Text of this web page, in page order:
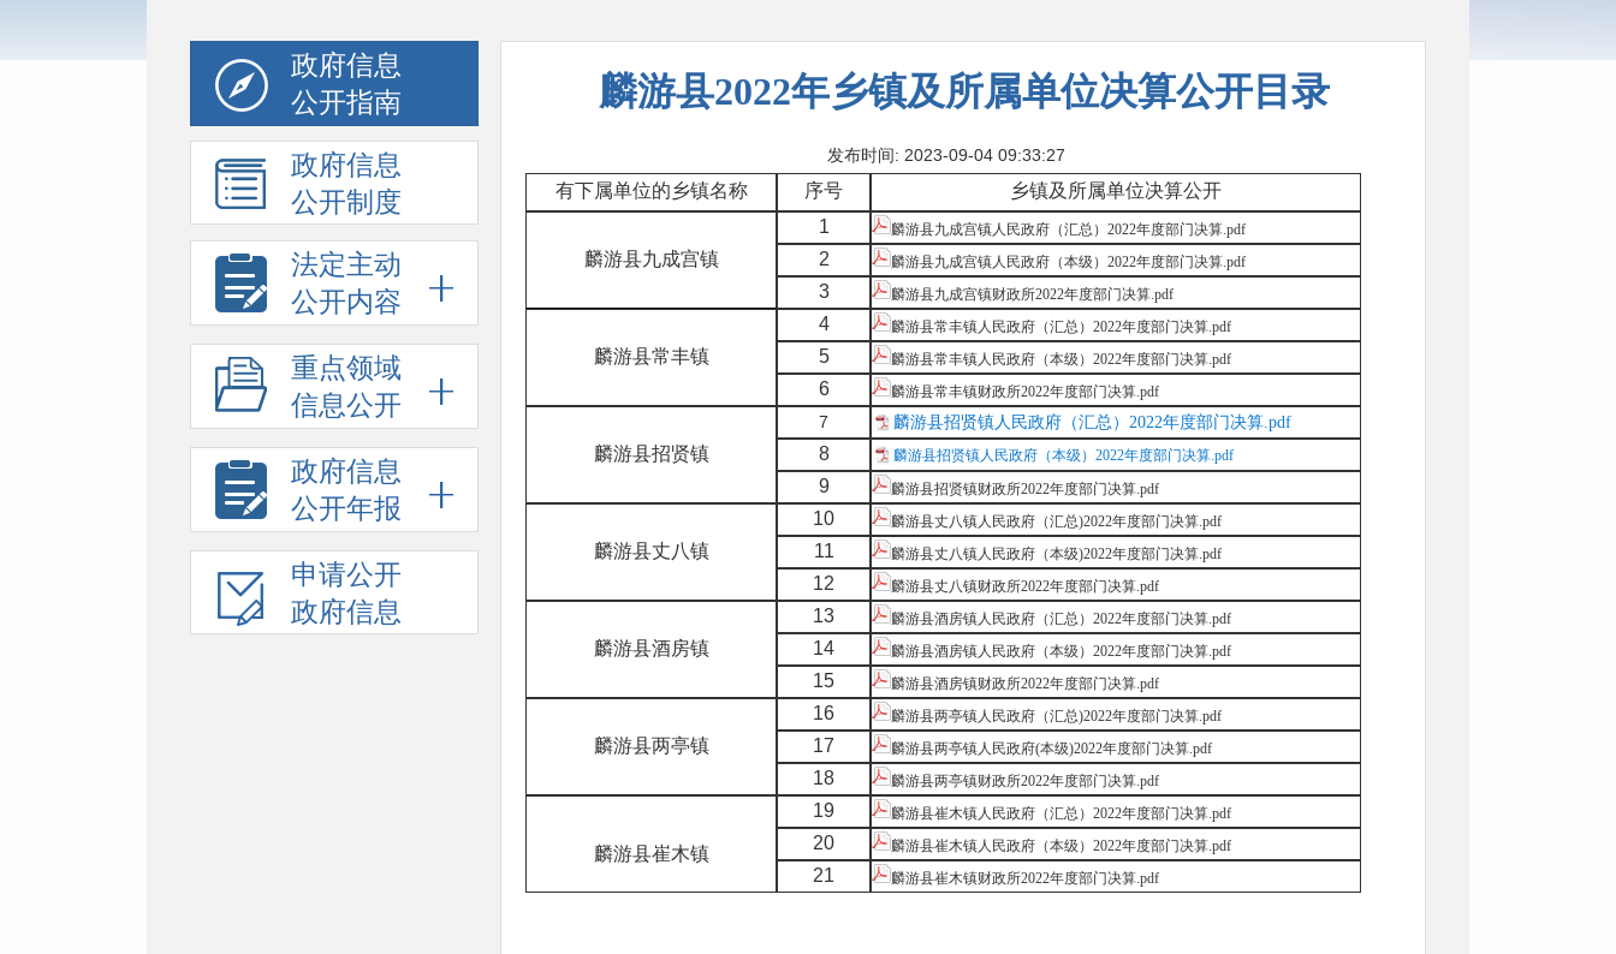
政府信息
公开指南
政府信息
公开制度
法定主动
公开内容
重点领域
信息公开
政府信息
公开年报
申请公开
政府信息
麟游县2022年乡镇及所属单位决算公开目录
发布时间: 2023-09-04 09:33:27
有下属单位的乡镇名称 序号 乡镇及所属单位决算公开
麟游县九成宫镇
1 麟游县九成宫镇人民政府（汇总）2022年度部门决算.pdf
2 麟游县九成宫镇人民政府（本级）2022年度部门决算.pdf
3 麟游县九成宫镇财政所2022年度部门决算.pdf
麟游县常丰镇
4 麟游县常丰镇人民政府（汇总）2022年度部门决算.pdf
5 麟游县常丰镇人民政府（本级）2022年度部门决算.pdf
6 麟游县常丰镇财政所2022年度部门决算.pdf
麟游县招贤镇
7 麟游县招贤镇人民政府（汇总）2022年度部门决算.pdf
8 麟游县招贤镇人民政府（本级）2022年度部门决算.pdf
9 麟游县招贤镇财政所2022年度部门决算.pdf
麟游县丈八镇
10 麟游县丈八镇人民政府（汇总)2022年度部门决算.pdf
11 麟游县丈八镇人民政府（本级)2022年度部门决算.pdf
12 麟游县丈八镇财政所2022年度部门决算.pdf
麟游县酒房镇
13 麟游县酒房镇人民政府（汇总）2022年度部门决算.pdf
14 麟游县酒房镇人民政府（本级）2022年度部门决算.pdf
15 麟游县酒房镇财政所2022年度部门决算.pdf
麟游县两亭镇
16 麟游县两亭镇人民政府（汇总)2022年度部门决算.pdf
17 麟游县两亭镇人民政府(本级)2022年度部门决算.pdf
18 麟游县两亭镇财政所2022年度部门决算.pdf
麟游县崔木镇
19 麟游县崔木镇人民政府（汇总）2022年度部门决算.pdf
20 麟游县崔木镇人民政府（本级）2022年度部门决算.pdf
21 麟游县崔木镇财政所2022年度部门决算.pdf